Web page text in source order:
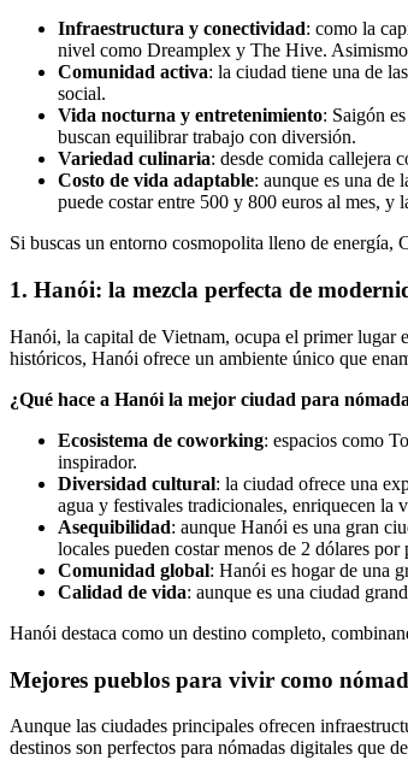
Infraestructura y conectividad: como la
nivel como Dreamplex y The Hive.
Comunidad activa: la ciudad tiene una de
social.
Vida nocturna y entretenimiento: Saigón
buscan equilibrar trabajo con diversión.
Variedad culinaria: desde comida callejera
Costo de vida adaptable: aunque es una de
puede costar entre 500 y 800 euros al mes, y
Si buscas un entorno cosmopolita lleno de
1. Hanói: la mezcla perfecta de
Hanói, la capital de Vietnam, ocupa el primer lugar
históricos, Hanói ofrece un ambiente único que
¿Qué hace a Hanói la mejor ciudad para
Ecosistema de coworking: espacios como
inspirador.
Diversidad cultural: la ciudad ofrece una
agua y festivales tradicionales, enriquecen la
Asequibilidad: aunque Hanói es una gran
locales pueden costar menos de 2 dólares por
Comunidad global: Hanói es hogar de una
Calidad de vida: aunque es una ciudad
Hanói destaca como un destino completo,
Mejores pueblos para vivir como
Aunque las ciudades principales ofrecen
destinos son perfectos para nómadas digitales que